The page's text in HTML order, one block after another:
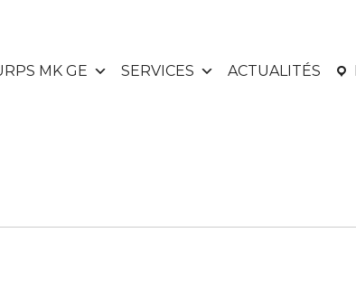
MK GE SERVICES ACTUALITÉS